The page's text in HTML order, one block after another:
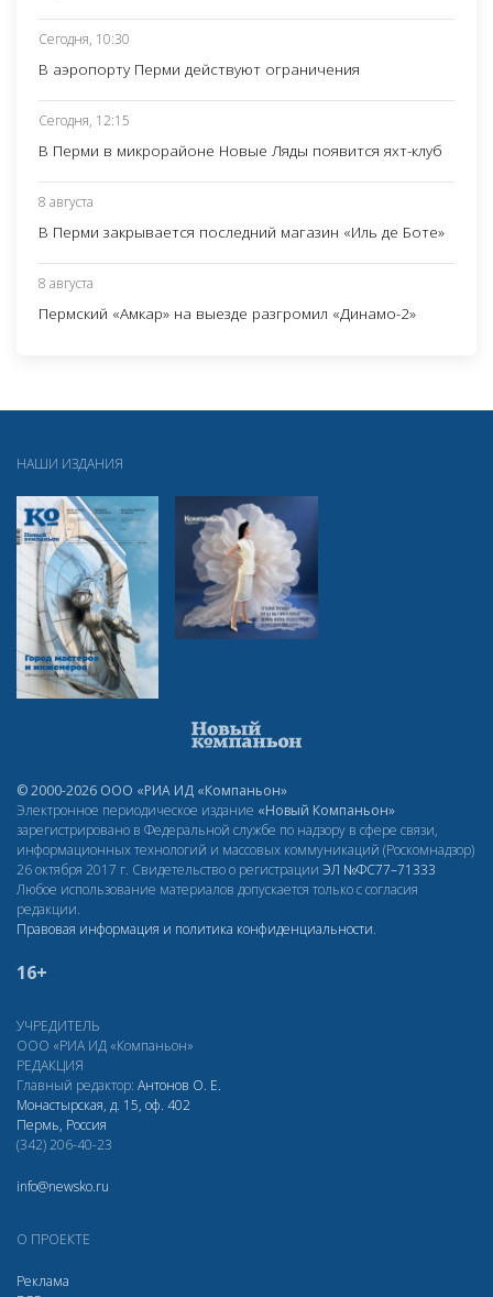
Сегодня, 10:30
В аэропорту Перми действуют ограничения
Сегодня, 12:15
В Перми в микрорайоне Новые Ляды появится яхт-клуб
8 августа
В Перми закрывается последний магазин «Иль де Боте»
8 августа
Пермский «Амкар» на выезде разгромил «Динамо-2»
НАШИ ИЗДАНИЯ
© 2000-2026 ООО «РИА ИД «Компаньон»
Электронное периодическое издание «Новый Компаньон»
зарегистрировано в Федеральной службе по надзору в сфере связи,
информационных технологий и массовых коммуникаций (Роскомнадзор)
26 октября 2017 г. Свидетельство о регистрации ЭЛ №ФС77–71333
Любое использование материалов допускается только с согласия
редакции.
Правовая информация и политика конфиденциальности.
16+
УЧРЕДИТЕЛЬ
ООО «РИА ИД «Компаньон»
РЕДАКЦИЯ
Главный редактор: Антонов О. Е.
Монастырская, д. 15, оф. 402
Пермь, Россия
(342) 206-40-23
info@newsko.ru
О ПРОЕКТЕ
Реклама